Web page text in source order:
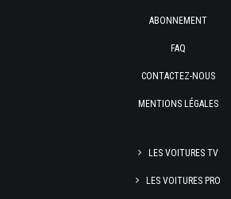
ABONNEMENT
FAQ
CONTACTEZ-NOUS
MENTIONS LÉGALES
LES VOITURES TV
LES VOITURES PRO